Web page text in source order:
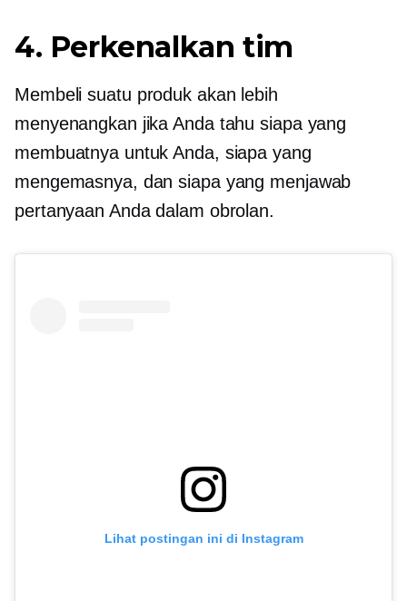
4. Perkenalkan tim
Membeli suatu produk akan lebih
menyenangkan jika Anda tahu siapa yang
membuatnya untuk Anda, siapa yang
mengemasnya, dan siapa yang menjawab
pertanyaan Anda dalam obrolan.
Lihat postingan ini di Instagram